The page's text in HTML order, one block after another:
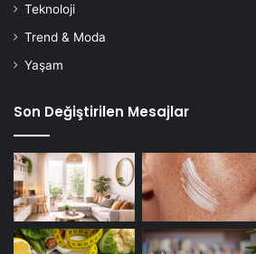
Teknoloji
Trend & Moda
Yaşam
Son Değiştirilen Mesajlar